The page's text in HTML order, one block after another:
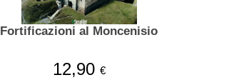
Fortificazioni al Moncenisio
12,90 €